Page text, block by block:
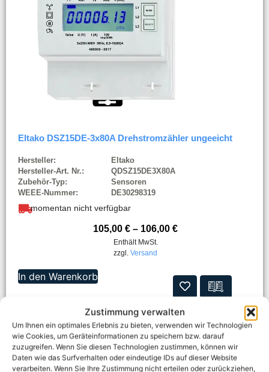
Zustimmung verwalten
Um Ihnen ein optimales Erlebnis zu bieten, verwenden wir Technologien
wie Cookies, um Geräteinformationen zu speichern bzw. darauf
zuzugreifen. Wenn Sie diesen Technologien zustimmen, können wir
Daten wie das Surfverhalten oder eindeutige IDs auf dieser Website
verarbeiten. Wenn Sie Ihre Zustimmung nicht erteilen oder zurückziehen,
Eltako DSZ15DE-3x80A Drehstromzähler ungeeicht
Hersteller:
Eltako
Hersteller-Art. Nr.:
QDSZ15DE3X80A
Zubehör-Typ:
Sensoren
WEEE-Nummer:
DE30298319
momentan nicht verfügbar
105,00 € – 106,00 €
Enthält MwSt.
zzgl. Versand
In den Warenkorb